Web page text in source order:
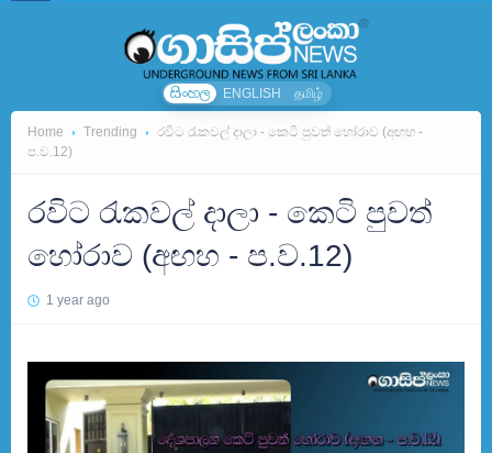
සිංහල ENGLISH தமிழ்
Home Trending
රවිට රැකවල් දාලා - කෙටි පුවත් හෝරාව (අඟහ -
ප.ව.12)
රවිට රැකවල් දාලා - කෙටි පුවත්
හෝරාව (අඟහ - ප.ව.12)
1 year ago